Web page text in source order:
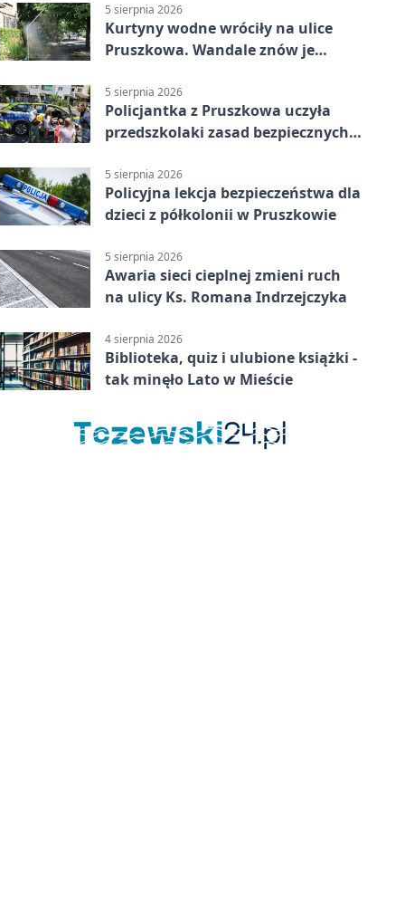
5 sierpnia 2026
Kurtyny wodne wróciły na ulice
Pruszkowa. Wandale znów je
5 sierpnia 2026
Policjantka z Pruszkowa uczyła
przedszkolaki zasad bezpiecznych
5 sierpnia 2026
Policyjna lekcja bezpieczeństwa dla
dzieci z półkolonii w Pruszkowie
5 sierpnia 2026
Awaria sieci cieplnej zmieni ruch
na ulicy Ks. Romana Indrzejczyka
4 sierpnia 2026
Biblioteka, quiz i ulubione książki -
tak minęło Lato w Mieście